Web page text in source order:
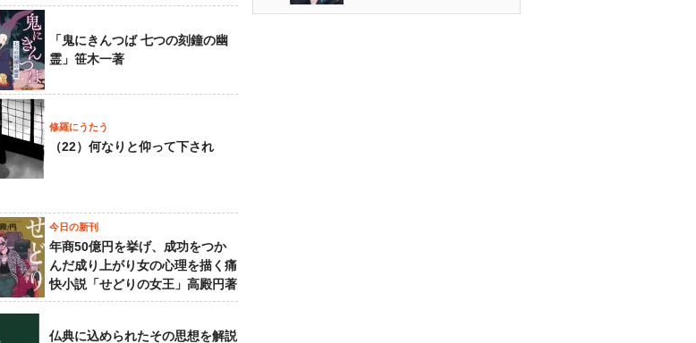
「鬼にきんつば 七つの刻鐘の幽
霊」笹木一著
修羅にうたう
（22）何なりと仰って下され
今日の新刊
年商50億円を挙げ、成功をつか
んだ成り上がり女の心理を描く痛
快小説「せどりの女王」高殿円著
仏典に込められたその思想を解説